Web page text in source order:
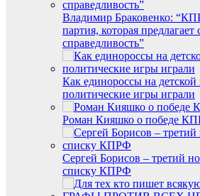
Владимир Браковенко:
партия, которая
справедливость”
Как единороссы на
политические игры играли
Роман Кияшко о победе
Сергей Борисов – третий
списку КПРФ